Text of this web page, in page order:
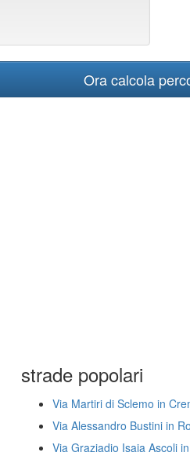
Ora calcola
strade popolari
Via Martiri di Sclemo in
Via Alessandro Bustini in
Via Graziadio Isaia Ascoli